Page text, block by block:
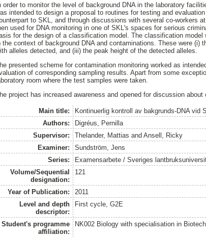
order to monitor the level of background DNA in the laboratory
intended to design a proposal to routines for testing and
to SKL, and through discussions with several co-workers
used for DNA monitoring in one of SKL's spaces for serious
for the design of a classification model. The classification
the context of background DNA and contaminations. These were (i)
alleles detected, and (iii) the peak height of the detected alleles.
presented scheme for contamination monitoring worked as
of corresponding sampling results. Apart from some
room where the test samples were taken.
project has increased awareness and opened for discussion about
Main title:
Kontinuerlig kontroll av bakgrunds-DNA vid
Authors:
Digréus, Pernilla
Supervisor:
Thelander, Mattias and Ansell, Ricky
Examiner:
Sundström, Jens
Series:
Examensarbete / Sveriges
Volume/Sequential
designation:
121
Year of Publication:
2011
Level and depth
descriptor:
First cycle, G2E
Student's programme
affiliation:
NK002 Biology with specialisation in